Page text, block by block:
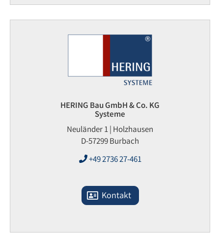
HERING Bau GmbH & Co. KG
Systeme
Neuländer 1 | Holzhausen
D-57299 Burbach
+49 2736 27-461
Kontakt